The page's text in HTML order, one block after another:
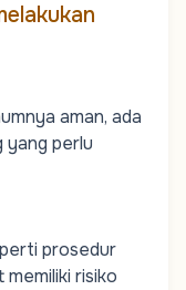
aman, ada
yang perlu
prosedur
risiko